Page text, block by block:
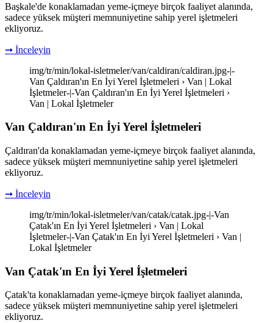
Başkale'de konaklamadan yeme-içmeye birçok faaliyet alanında,
sadece yüksek müşteri memnuniyetine sahip yerel işletmeleri
ekliyoruz.
➞ İnceleyin
img/tr/min/lokal-isletmeler/van/caldiran/caldiran.jpg-|-
Van Çaldıran'ın En İyi Yerel İşletmeleri › Van | Lokal
İşletmeler-|-Van Çaldıran'ın En İyi Yerel İşletmeleri ›
Van | Lokal İşletmeler
Van Çaldıran'ın En İyi Yerel İşletmeleri
Çaldıran'da konaklamadan yeme-içmeye birçok faaliyet alanında,
sadece yüksek müşteri memnuniyetine sahip yerel işletmeleri
ekliyoruz.
➞ İnceleyin
img/tr/min/lokal-isletmeler/van/catak/catak.jpg-|-Van
Çatak'ın En İyi Yerel İşletmeleri › Van | Lokal
İşletmeler-|-Van Çatak'ın En İyi Yerel İşletmeleri › Van |
Lokal İşletmeler
Van Çatak'ın En İyi Yerel İşletmeleri
Çatak'ta konaklamadan yeme-içmeye birçok faaliyet alanında,
sadece yüksek müşteri memnuniyetine sahip yerel işletmeleri
ekliyoruz.